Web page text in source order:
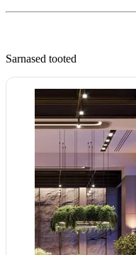
Sarnased tooted